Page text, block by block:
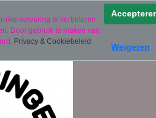
te verbeteren
Door gebruik te maken van
Privacy & Cookiebeleid
Weigeren